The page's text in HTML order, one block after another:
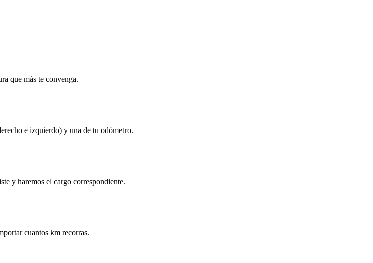
que más te convenga.
e izquierdo) y una de tu odómetro.
y haremos el cargo correspondiente.
cuantos km recorras.